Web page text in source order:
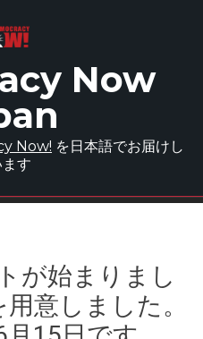
Now
Now! を日本語でお届けし
す
が始まりまし
意しました。